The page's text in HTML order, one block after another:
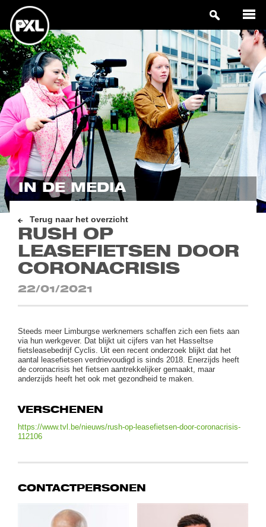
IN DE MEDIA
Terug naar het overzicht
RUSH OP
LEASEFIETSEN DOOR
CORONACRISIS
22/01/2021
Steeds meer Limburgse werknemers schaffen zich een fiets aan
via hun werkgever. Dat blijkt uit cijfers van het Hasseltse
fietsleasebedrijf Cyclis. Uit een recent onderzoek blijkt dat het
aantal leasefietsen verdrievoudigd is sinds 2018. Enerzijds heeft
de coronacrisis het fietsen aantrekkelijker gemaakt, maar
anderzijds heeft het ook met gezondheid te maken.
VERSCHENEN
https://www.tvl.be/nieuws/rush-op-leasefietsen-door-coronacrisis-
112106
CONTACTPERSONEN